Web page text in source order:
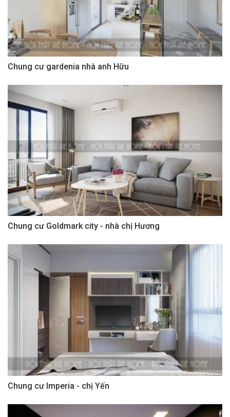
Chung cư gardenia nhà anh Hữu
Chung cư Goldmark city - nhà chị Hương
Chung cư Imperia - chị Yến